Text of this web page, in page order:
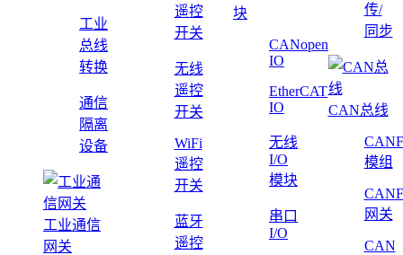
工业
总线
转换
通信
隔离
设备
工业通信
网关
遥控
开关
无线
遥控
开关
WiFi
遥控
开关
蓝牙
遥控
块
CANopen
IO
EtherCAT
IO
无线
I/O
模块
串口
I/O
传/
同步
CAN总线
模组
网关
CAN